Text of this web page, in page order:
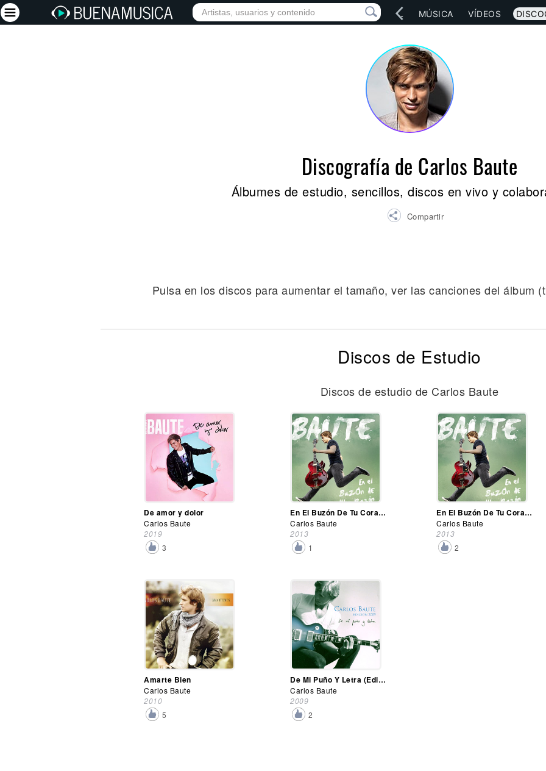
INICIO ARTISTAS RED SOCIAL MÚSICA VÍDEOS
Discografía de Carlos Baute
Álbumes de estudio, sencillos, discos en vivo y
Compartir
Pulsa en los discos para aumentar el tamaño, ver las canciones del álbum
Discos de Estudio
Discos de estudio de Carlos Baute
De amor y dolor
Carlos Baute
2019
3
En El Buzón De Tu Corazón (Edición Deluxe)
Carlos Baute
2013
1
En El Buzón De Tu Corazón
Carlos Baute
2013
2
Amarte Bien
Carlos Baute
2010
5
De Mi Puño Y Letra (Edición 2009)
Carlos Baute
2009
2